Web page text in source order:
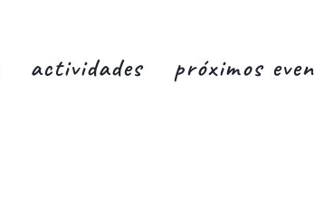
actividades próximos